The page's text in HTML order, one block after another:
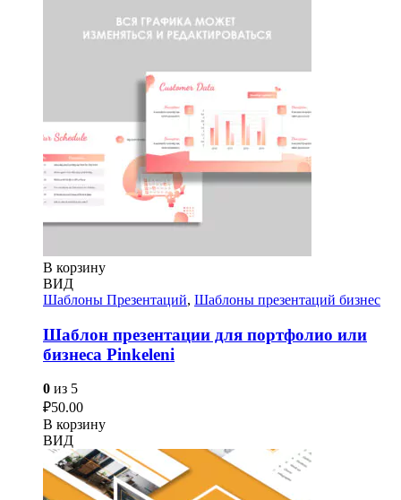
В корзину
ВИД
Шаблоны Презентаций, Шаблоны презентаций бизнес
Шаблон презентации для портфолио или
бизнеса Pinkeleni
0 из 5
₽50.00
В корзину
ВИД